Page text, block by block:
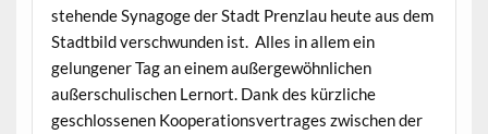
stehende Synagoge der Stadt Prenzlau heute aus dem
Stadtbild verschwunden ist. Alles in allem ein
gelungener Tag an einem außergewöhnlichen
außerschulischen Lernort. Dank des kürzliche
geschlossenen Kooperationsvertrages zwischen der